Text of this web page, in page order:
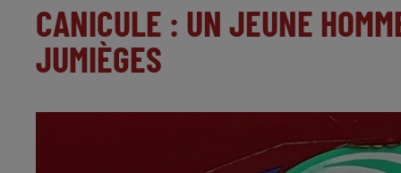
CANICULE : UN JEUNE
JUMIÈGES